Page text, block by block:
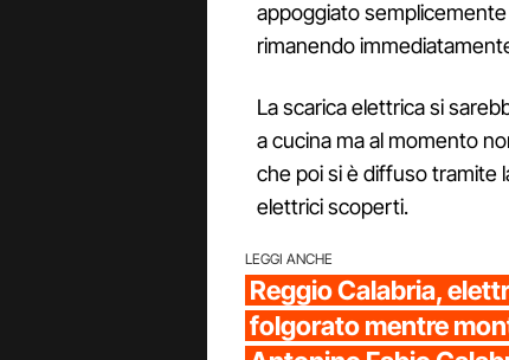
appoggiato
rimanendo
La scarica elettrica si
a cucina ma al momento
che poi si è diffuso tramite
elettrici scoperti.
LEGGI ANCHE
Reggio Calabria,
folgorato mentre